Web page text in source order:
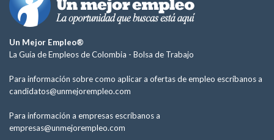
Un Mejor Empleo®
La Guía de Empleos de Colombia - Bolsa de Trabajo
Para información sobre como aplicar a ofertas de empleo escríbanos a
candidatos@unmejorempleo.com
Para información a empresas escríbanos a
empresas@unmejorempleo.com